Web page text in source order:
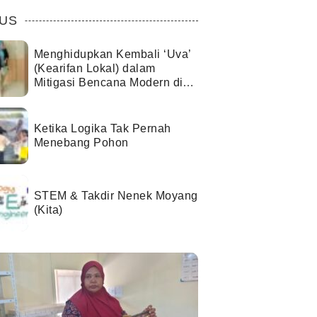
Menghidupkan Kembali ‘Uva’
(Kearifan Lokal) dalam
Mitigasi Bencana Modern di
Ketika Logika Tak Pernah
Menebang Pohon
STEM & Takdir Nenek Moyang
(Kita)